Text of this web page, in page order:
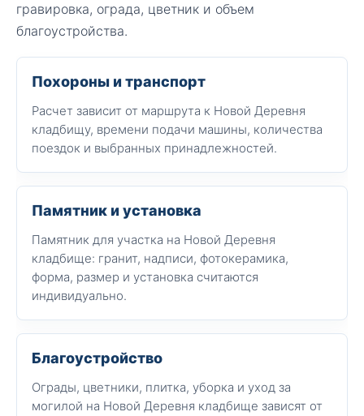
гравировка, ограда, цветник и объем
благоустройства.
Похороны и транспорт
Расчет зависит от маршрута к Новой Деревня
кладбищу, времени подачи машины, количества
поездок и выбранных принадлежностей.
Памятник и установка
Памятник для участка на Новой Деревня
кладбище: гранит, надписи, фотокерамика,
форма, размер и установка считаются
индивидуально.
Благоустройство
Ограды, цветники, плитка, уборка и уход за
могилой на Новой Деревня кладбище зависят от